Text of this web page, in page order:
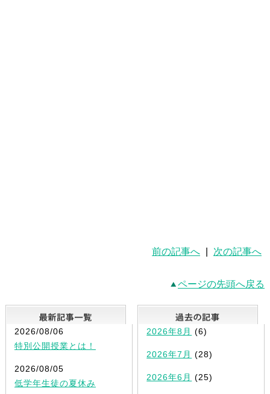
前の記事へ 次の記事へ
ページの先頭へ戻る
最新記事一覧
2026/08/06
特別公開授業とは！
2026/08/05
低学年生徒の夏休み
2026年8月 (6)
2026年7月 (28)
2026年6月 (25)